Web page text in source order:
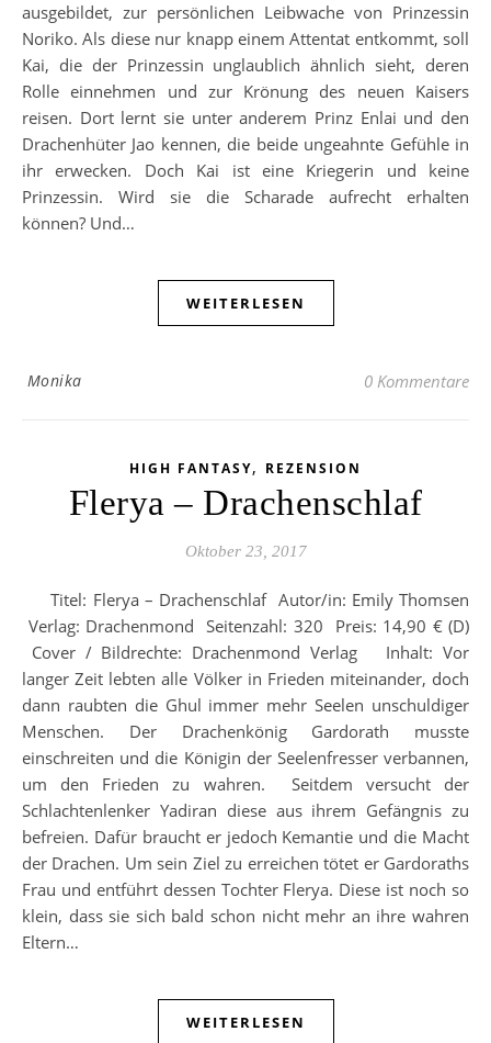
ausgebildet, zur persönlichen Leibwache von Prinzessin
Noriko. Als diese nur knapp einem Attentat entkommt, soll
Kai, die der Prinzessin unglaublich ähnlich sieht, deren
Rolle einnehmen und zur Krönung des neuen Kaisers
reisen. Dort lernt sie unter anderem Prinz Enlai und den
Drachenhüter Jao kennen, die beide ungeahnte Gefühle in
ihr erwecken. Doch Kai ist eine Kriegerin und keine
Prinzessin. Wird sie die Scharade aufrecht erhalten
können? Und…
WEITERLESEN
Monika 0 Kommentare
HIGH FANTASY, REZENSION
Flerya – Drachenschlaf
Oktober 23, 2017
Titel: Flerya – Drachenschlaf Autor/in: Emily Thomsen
Verlag: Drachenmond Seitenzahl: 320 Preis: 14,90 € (D)
Cover / Bildrechte: Drachenmond Verlag Inhalt: Vor
langer Zeit lebten alle Völker in Frieden miteinander, doch
dann raubten die Ghul immer mehr Seelen unschuldiger
Menschen. Der Drachenkönig Gardorath musste
einschreiten und die Königin der Seelenfresser verbannen,
um den Frieden zu wahren. Seitdem versucht der
Schlachtenlenker Yadiran diese aus ihrem Gefängnis zu
befreien. Dafür braucht er jedoch Kemantie und die Macht
der Drachen. Um sein Ziel zu erreichen tötet er Gardoraths
Frau und entführt dessen Tochter Flerya. Diese ist noch so
klein, dass sie sich bald schon nicht mehr an ihre wahren
Eltern…
WEITERLESEN